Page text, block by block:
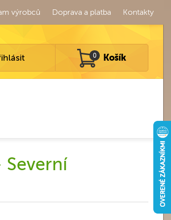
výrobců Doprava a platba Kontakty
0 Košík